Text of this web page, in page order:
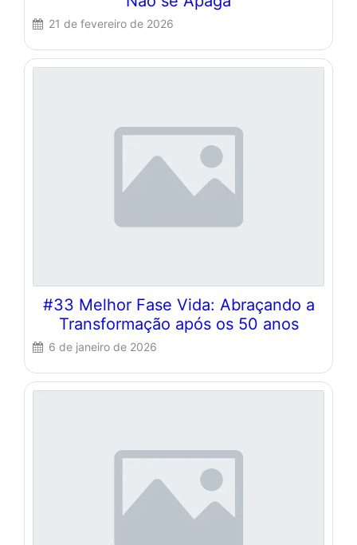
21 de fevereiro de 2026
#33 Melhor Fase Vida: Abraçando a
Transformação após os 50 anos
6 de janeiro de 2026